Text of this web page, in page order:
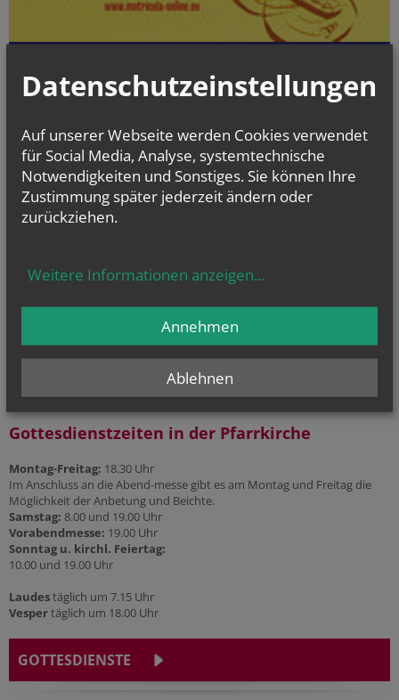
Matrikenführung an bis einschließlich 1938 können online kostenlos
und jederzeit eingesehen werden.
gottesdienst.at
Stundenbuch Online
(tägliche liturgische Texte)
Liturgischer Kalender
Gesprächsinsel
Priesternotrufnummer:
Gottesdienstzeiten in der Pfarrkirche
Montag-Freitag: 18.30 Uhr
Im Anschluss an die Abend-messe gibt es am Montag und Freitag die
Möglichkeit der Anbetung und Beichte.
Samstag: 8.00 und 19.00 Uhr
Vorabendmesse: 19.00 Uhr
Sonntag u. kirchl. Feiertag:
10.00 und 19.00 Uhr
Laudestäglich um 7.15 Uhr
Vespertäglich um 18.00 Uhr
GOTTESDIENSTE
Datenschutzeinstellungen
Auf unserer Webseite werden Cookies verwendet
für Social Media, Analyse, systemtechnische
Notwendigkeiten und Sonstiges. Sie können Ihre
Zustimmung später jederzeit ändern oder
zurückziehen.
Weitere Informationen anzeigen...
Ablehnen
Annehmen